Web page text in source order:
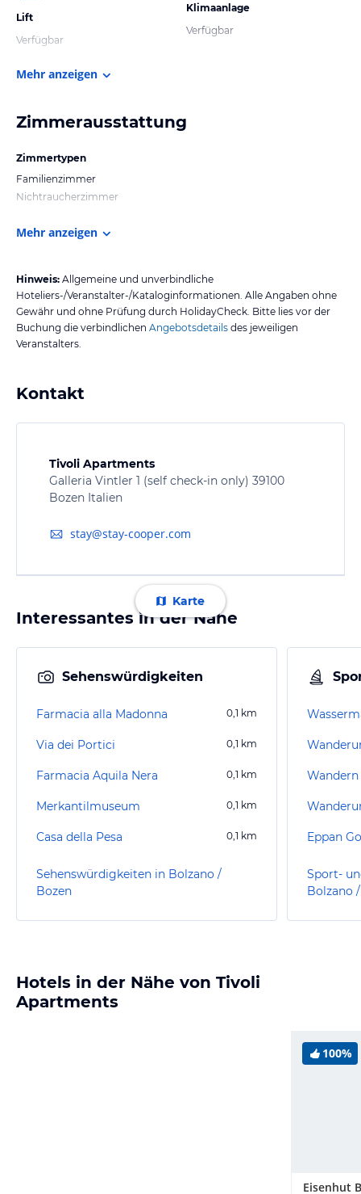
Lift
Verfügbar
Klimaanlage
Verfügbar
Mehr anzeigen
Zimmerausstattung
Zimmertypen
Familienzimmer
Nichtraucherzimmer
Mehr anzeigen
Hinweis: Allgemeine und unverbindliche
Hoteliers-/Veranstalter-/Kataloginformationen. Alle Angaben ohne
Gewähr und ohne Prüfung durch HolidayCheck. Bitte lies vor der
Buchung die verbindlichen Angebotsdetails des jeweiligen
Veranstalters.
Kontakt
Tivoli Apartments
Galleria Vintler 1 (self check-in only) 39100
Bozen Italien
stay@stay-cooper.com
Karte
Interessantes in der Nähe
Sehenswürdigkeiten
Farmacia alla Madonna 0,1 km
Via dei Portici 0,1 km
Farmacia Aquila Nera 0,1 km
Merkantilmuseum 0,1 km
Casa della Pesa 0,1 km
Sehenswürdigkeiten in Bolzano /
Bozen
Eppan
Sport-
Bolzano
Hotels in der Nähe von Tivoli
Apartments
100%